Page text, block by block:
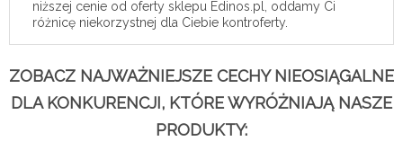
niższej cenie od oferty sklepu Edinos.pl, oddamy Ci
różnicę niekorzystnej dla Ciebie kontroferty.
ZOBACZ NAJWAŻNIEJSZE CECHY NIEOSIĄGALNE
DLA KONKURENCJI, KTÓRE WYRÓŻNIAJĄ NASZE
PRODUKTY: